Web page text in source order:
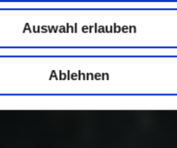
Auswahl erlauben
Ablehnen